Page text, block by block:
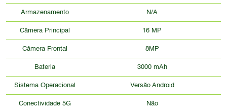
Armazenamento N/A
Câmera Principal 16 MP
Câmera Frontal 8MP
Bateria 3000 mAh
Sistema Operacional Versão Android
Conectividade 5G Não